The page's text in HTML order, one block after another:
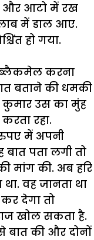
और आटो में रख
में डाल आए.
हो गया.
ब्लैकमेल करना
बताने की धमकी
उस का मुंह
रहा.
में अपनी
पता लगी तो
मांग की. अब हरि
वह जानता था
देगा तो
खोल सकता है.
बात की और दोनों